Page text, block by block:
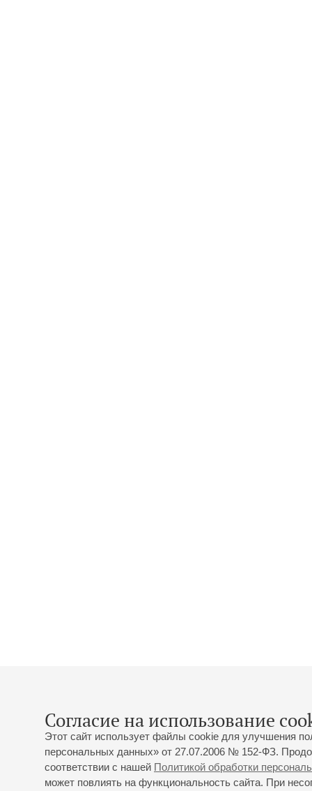
Согласие на использование
Этот сайт использует файлы cookie для улучшения
персональных данных» от 27.07.2006 № 152-ФЗ.
соответствии с нашей Политикой обработки
может повлиять на функциональность сайта. При